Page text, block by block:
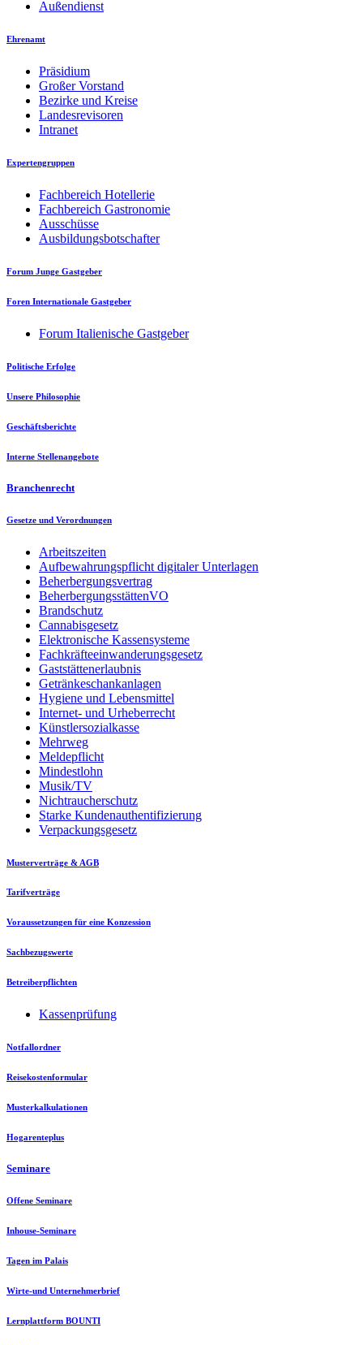
Außendienst
Ehrenamt
Präsidium
Großer Vorstand
Bezirke und Kreise
Landesrevisoren
Intranet
Expertengruppen
Fachbereich Hotellerie
Fachbereich Gastronomie
Ausschüsse
Ausbildungsbotschafter
Forum Junge Gastgeber
Foren Internationale Gastgeber
Forum Italienische Gastgeber
Politische Erfolge
Unsere Philosophie
Geschäftsberichte
Interne Stellenangebote
Branchenrecht
Gesetze und Verordnungen
Arbeitszeiten
Aufbewahrungspflicht digitaler Unterlagen
Beherbergungsvertrag
BeherbergungsstättenVO
Brandschutz
Cannabisgesetz
Elektronische Kassensysteme
Fachkräfteeinwanderungsgesetz
Gaststättenerlaubnis
Getränkeschankanlagen
Hygiene und Lebensmittel
Internet- und Urheberrecht
Künstlersozialkasse
Mehrweg
Meldepflicht
Mindestlohn
Musik/TV
Nichtraucherschutz
Starke Kundenauthentifizierung
Verpackungsgesetz
Musterverträge & AGB
Tarifverträge
Voraussetzungen für eine Konzession
Sachbezugswerte
Betreiberpflichten
Kassenprüfung
Notfallordner
Reisekostenformular
Musterkalkulationen
Hogarenteplus
Seminare
Offene Seminare
Inhouse-Seminare
Tagen im Palais
Wirte-und Unternehmerbrief
Lernplattform BOUNTI